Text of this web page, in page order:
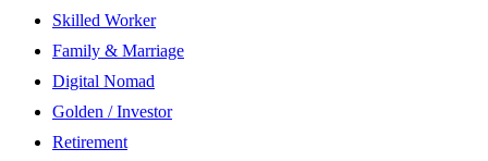
Skilled Worker
Family & Marriage
Digital Nomad
Golden / Investor
Retirement